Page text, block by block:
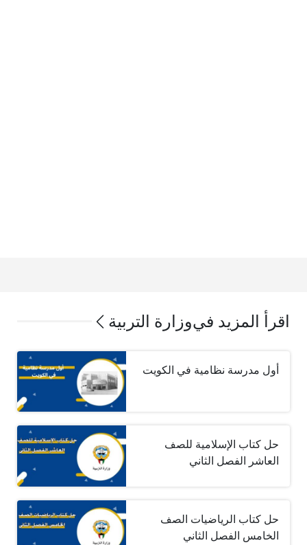
اقرأ المزيد فيوزارة التربية
أول مدرسة نظامية في الكويت
حل كتاب الإسلامية للصف
العاشر الفصل الثاني
حل كتاب الرياضيات الصف
الخامس الفصل الثاني